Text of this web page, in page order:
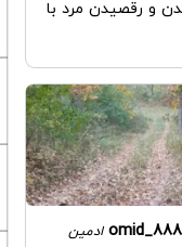
و رقصیدن مرد با
omid_888 ادمین